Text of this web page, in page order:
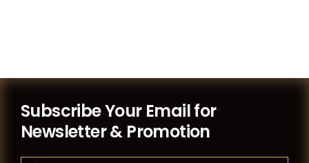
Subscribe Your Email for
Newsletter & Promotion